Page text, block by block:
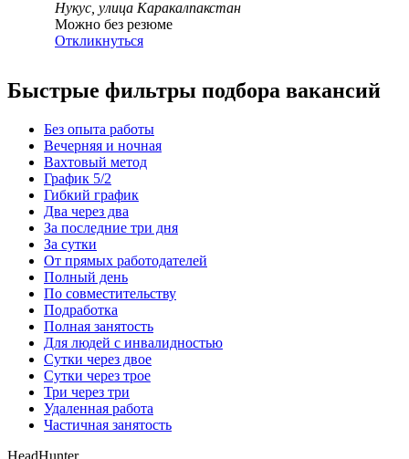
Нукус, улица Каракалпакстан
Можно без резюме
Откликнуться
Быстрые фильтры подбора вакансий
Без опыта работы
Вечерняя и ночная
Вахтовый метод
График 5/2
Гибкий график
Два через два
За последние три дня
За сутки
От прямых работодателей
Полный день
По совместительству
Подработка
Полная занятость
Для людей с инвалидностью
Сутки через двое
Сутки через трое
Три через три
Удаленная работа
Частичная занятость
HeadHunter